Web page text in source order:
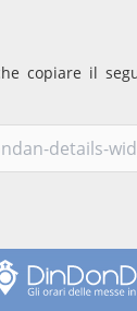
copiare il